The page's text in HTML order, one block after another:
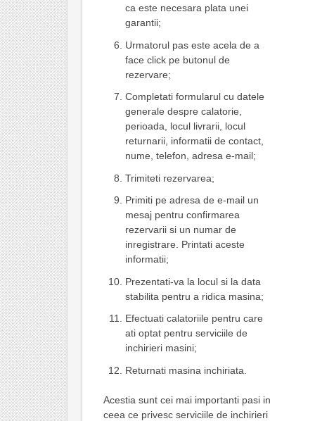
ca este necesara plata unei
garantii;
Urmatorul pas este acela de a
face click pe butonul de
rezervare;
Completati formularul cu datele
generale despre calatorie,
perioada, locul livrarii, locul
returnarii, informatii de contact,
nume, telefon, adresa e-mail;
Trimiteti rezervarea;
Primiti pe adresa de e-mail un
mesaj pentru confirmarea
rezervarii si un numar de
inregistrare. Printati aceste
informatii;
Prezentati-va la locul si la data
stabilita pentru a ridica masina;
Efectuati calatoriile pentru care
ati optat pentru serviciile de
inchirieri masini;
Returnati masina inchiriata.
Acestia sunt cei mai importanti pasi in
ceea ce privesc serviciile de inchirieri